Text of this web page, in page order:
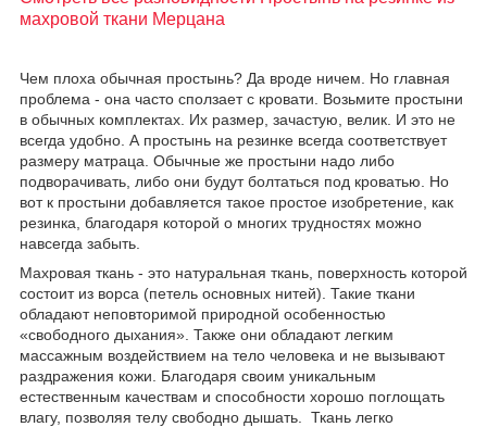
махровой ткани Мерцана
Чем плоха обычная простынь? Да вроде ничем. Но главная
проблема - она часто сползает с кровати. Возьмите простыни
в обычных комплектах. Их размер, зачастую, велик. И это не
всегда удобно. А простынь на резинке всегда соответствует
размеру матраца. Обычные же простыни надо либо
подворачивать, либо они будут болтаться под кроватью. Но
вот к простыни добавляется такое простое изобретение, как
резинка, благодаря которой о многих трудностях можно
навсегда забыть.
Махровая ткань - это натуральная ткань, поверхность которой
состоит из ворса (петель основных нитей). Такие ткани
обладают неповторимой природной особенностью
«свободного дыхания». Также они обладают легким
массажным воздействием на тело человека и не вызывают
раздражения кожи. Благодаря своим уникальным
естественным качествам и способности хорошо поглощать
влагу, позволяя телу свободно дышать. Ткань легко